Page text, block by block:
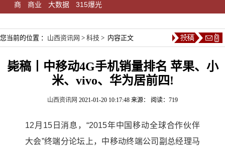
商
商业 大数据 315爆光
您当前的位置 ： 山西资讯网 > 科技 > 内容正文
毙稿丨中移动4G手机销量排名 苹果、小
米、vivo、华为居前四!
山西资讯网 2021-01-20 10:17:48 来源： 阅读：719
12月15日消息，“2015年中国移动全球合作伙伴
大会”终端分论坛上，中移动终端公司副总经理马